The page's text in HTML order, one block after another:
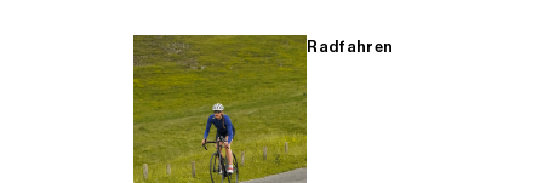
Radfahren